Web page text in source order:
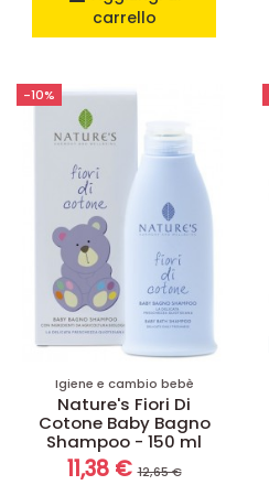
carrello
-10%
Igiene e cambio bebè
Nature's Fiori Di
Cotone Baby Bagno
Shampoo - 150 ml
11,38 €12,65 €